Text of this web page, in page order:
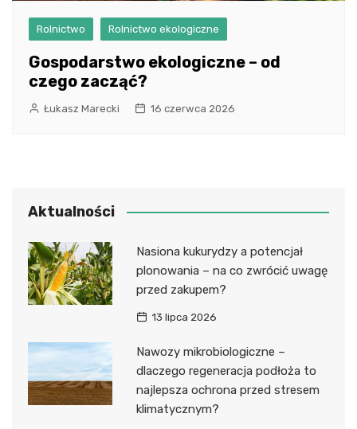
Rolnictwo Rolnictwo ekologiczne
Gospodarstwo ekologiczne – od
czego zacząć?
Łukasz Marecki 16 czerwca 2026
Aktualności
Nasiona kukurydzy a potencjał
plonowania – na co zwrócić uwagę
przed zakupem?
13 lipca 2026
Nawozy mikrobiologiczne –
dlaczego regeneracja podłoża to
najlepsza ochrona przed stresem
klimatycznym?